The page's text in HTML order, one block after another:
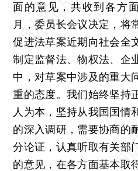
面的意见，共收到各方
月，委员长会议决定，将
促进法草案近期向社会全
制定监督法、物权法、企
中，对草案中涉及的重大
重的态度。我们始终坚持
人为本，坚持从我国国情
的深入调研，需要协商的
分论证，认真听取有关部
的意见，在各方面基本取